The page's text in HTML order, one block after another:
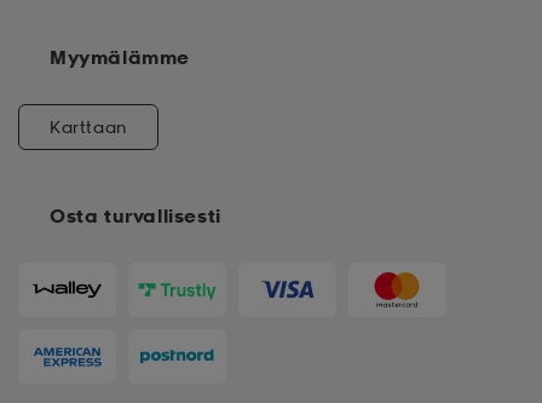
Osta turvallisesti
Myymälämme
Karttaan